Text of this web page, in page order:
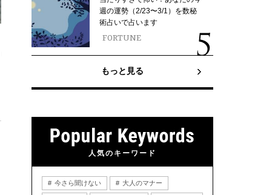
週の運勢（2/23〜3/1）を数秘
術占いで占います
FORTUNE
もっと見る
人気のキーワード
今さら聞けない 大人のマナー